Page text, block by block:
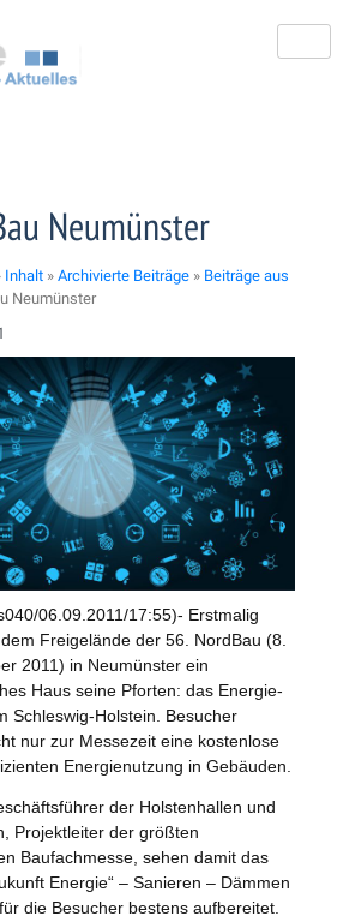
Neumünster
Inhalt » Archivierte Beiträge » Beiträge aus
Neumünster
06.09.2011/17:55)- Erstmalig
Freigelände der 56. NordBau (8.
2011) in Neumünster ein
Haus seine Pforten: das Energie-
Schleswig-Holstein. Besucher
nur zur Messezeit eine kostenlose
Energienutzung in Gebäuden.
der Holstenhallen und
Projektleiter der größten
Baufachmesse, sehen damit das
Energie“ – Sanieren – Dämmen
die Besucher bestens aufbereitet.